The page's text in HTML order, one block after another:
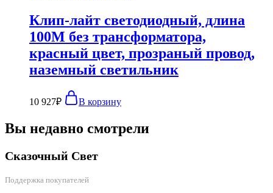
Клип-лайт светодиодный, длина
100М без трансформатора,
красный цвет, прозраный провод,
наземный светильник
10 927₽ В корзину
Вы недавно смотрели
Сказочный Свет
Поддержка покупателей